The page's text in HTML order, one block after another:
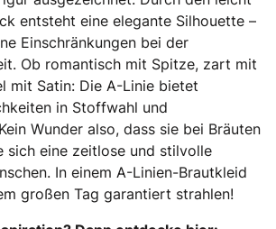
entsteht eine elegante Silhouette –
Einschränkungen bei der
Ob romantisch mit Spitze, zart mit
mit Satin: Die A-Linie bietet
in Stoffwahl und
Wunder also, dass sie bei Bräuten
sich eine zeitlose und stilvolle
In einem A-Linien-Brautkleid
großen Tag garantiert strahlen!